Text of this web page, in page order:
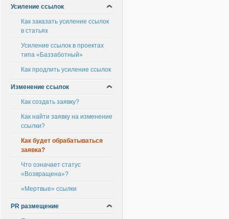
Усиление ссылок
Как заказать усиление ссылок
в статьях
Усиление ссылок в проектах
типа «Баззаботный»
Как продлить усиление ссылок
Изменение ссылок
Как создать заявку?
Как найти заявку на изменение
ссылки?
Как будет обрабатываться
заявка?
Что означает статус
«Возвращена»?
«Мертвые» ссылки
PR размещение